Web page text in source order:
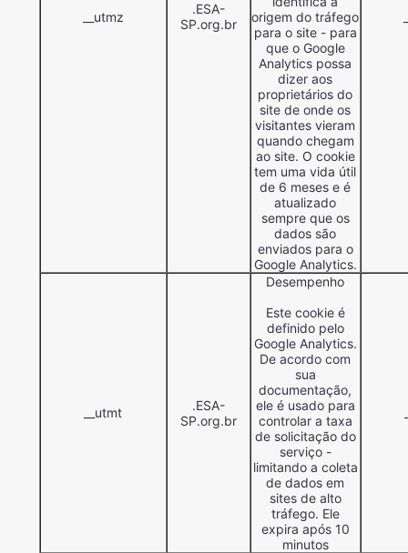
__utmz
.ESA-
SP.org.br
origem do tráfego
para o site - para
que o Google
Analytics possa
dizer aos
proprietários do
site de onde os
visitantes vieram
quando chegam
ao site. O cookie
tem uma vida útil
de 6 meses e é
atualizado
sempre que os
dados são
enviados para o
Google Analytics.
__utmt
.ESA-
SP.org.br
Desempenho
Este cookie é
definido pelo
Google Analytics.
De acordo com
sua
documentação,
ele é usado para
controlar a taxa
de solicitação do
serviço -
limitando a coleta
de dados em
sites de alto
tráfego. Ele
expira após 10
minutos